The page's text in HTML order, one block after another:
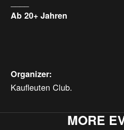
Ab 20+ Jahren
Organizer:
Kaufleuten Club.
MORE